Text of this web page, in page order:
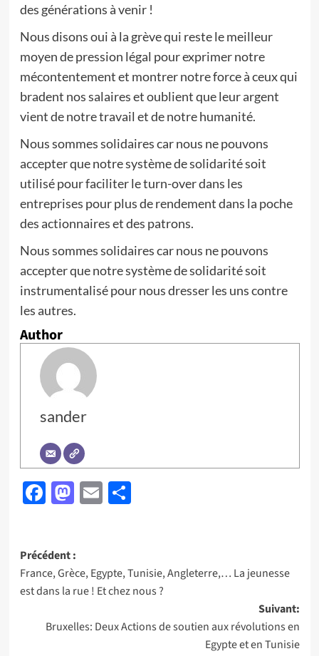
des générations à venir !
Nous disons oui à la grève qui reste le meilleur
moyen de pression légal pour exprimer notre
mécontentement et montrer notre force à ceux qui
bradent nos salaires et oublient que leur argent
vient de notre travail et de notre humanité.
Nous sommes solidaires car nous ne pouvons
accepter que notre système de solidarité soit
utilisé pour faciliter le turn-over dans les
entreprises pour plus de rendement dans la poche
des actionnaires et des patrons.
Nous sommes solidaires car nous ne pouvons
accepter que notre système de solidarité soit
instrumentalisé pour nous dresser les uns contre
les autres.
Author
sander
Facebook
Mastodon
EmailPartager
Navigation
d’article
Précédent :
France, Grèce, Egypte, Tunisie, Angleterre,… La jeunesse
est dans la rue ! Et chez nous ?
Suivant:
Bruxelles: Deux Actions de soutien aux révolutions en
Egypte et en Tunisie